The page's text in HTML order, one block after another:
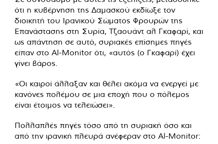
ότι η κυβέρνηση της Δαμασκού εκδίωξε τον
διοικητή του Ιρανικού Σώματος Φρουρών της
Επανάστασης στη Συρία, Τζαουάντ αλ Γκαφαρί, και
ως απάντηση σε αυτό, συριακές επίσημες πηγές
είπαν στο Al-Monitor ότι, «αυτός (ο Γκαφαρί) έχει
γίνει βάρος.
«Οι καιροί άλλαξαν και θέλει ακόμα να ενεργεί με
κανόνες πολέμου σε μια εποχή που ο πόλεμος
είναι έτοιμος να τελειώσει».
Πολλαπλές πηγές τόσο από τη συριακή όσο και
από την ιρανική πλευρά ανέφεραν στο Al-Monitor: